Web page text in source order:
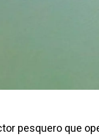
pesquero que